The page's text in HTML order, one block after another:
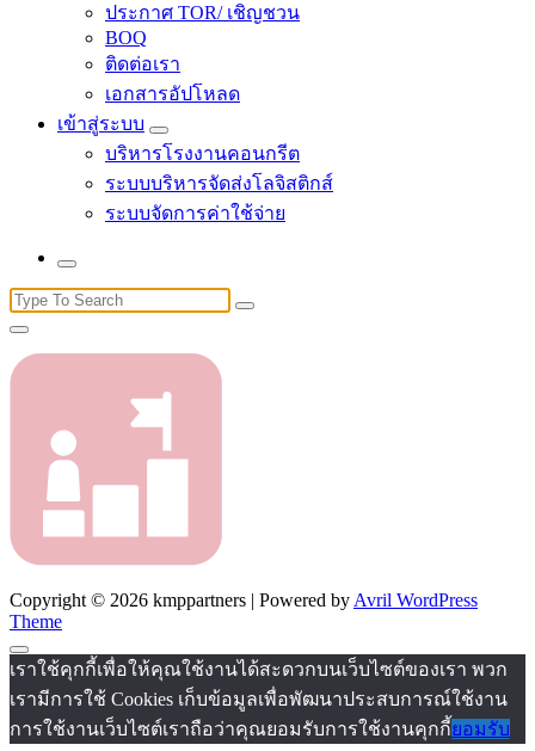
ประกาศ TOR/ เชิญชวน
BOQ
ติดต่อเรา
เอกสารอัปโหลด
เข้าสู่ระบบ
บริหารโรงงานคอนกรีต
ระบบบริหารจัดส่งโลจิสติกส์
ระบบจัดการค่าใช้จ่าย
Search
for:
Copyright © 2026 kmppartners | Powered by Avril WordPress
Theme
เราใช้คุกกี้เพื่อให้คุณใช้งานได้สะดวกบนเว็บไซต์ของเรา พวก
เรามีการใช้ Cookies เก็บข้อมูลเพื่อพัฒนาประสบการณ์ใช้งาน
การใช้งานเว็บไซต์เราถือว่าคุณยอมรับการใช้งานคุกกี้ยอมรับ